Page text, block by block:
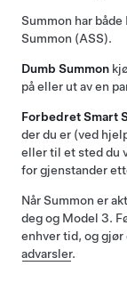
Summon har både
Summon (ASS).
Dumb Summon
på eller ut av en
Forbedret Smart
der du er (ved
eller til et sted du
for gjenstander
NårSummon er
deg og Model 3.
enhver tid, og gjør
advarsler.